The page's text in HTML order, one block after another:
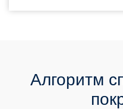
Алгоритм